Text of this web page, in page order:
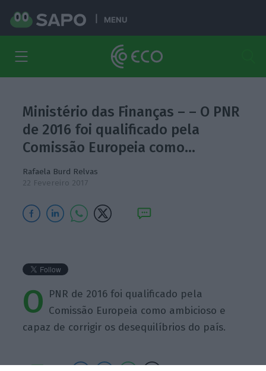
MENU
Ministério das Finanças – – O PNR
de 2016 foi qualificado pela
Comissão Europeia como…
Rafaela Burd Relvas
22 Fevereiro 2017
O PNR de 2016 foi qualificado pela
Comissão Europeia como ambicioso e
capaz de corrigir os desequilíbrios do país.